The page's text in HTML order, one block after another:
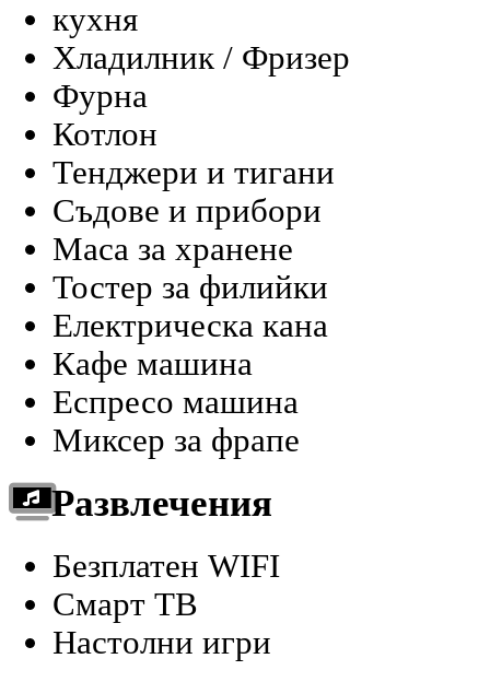
кухня
Хладилник / Фризер
Фурна
Котлон
Тенджери и тигани
Съдове и прибори
Маса за хранене
Тостер за филийки
Електрическа кана
Кафе машина
Еспресо машина
Миксер за фрапе
Развлечения
Безплатен WIFI
Смарт ТВ
Настолни игри